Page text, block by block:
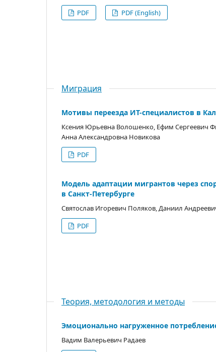
PDF
PDF (English)
Миграция
Мотивы переезда ИТ-специалистов в
Ксения Юрьевна Волошенко, Ефим Сергеевич
Анна Александровна Новикова
PDF
Модель адаптации мигрантов через
в Санкт-Петербурге
Святослав Игоревич Поляков, Даниил
PDF
Теория, методология и методы
Эмоционально нагруженное
Вадим Валерьевич Радаев